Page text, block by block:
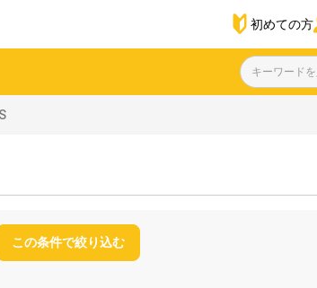
初めての方
この条件で絞り込む